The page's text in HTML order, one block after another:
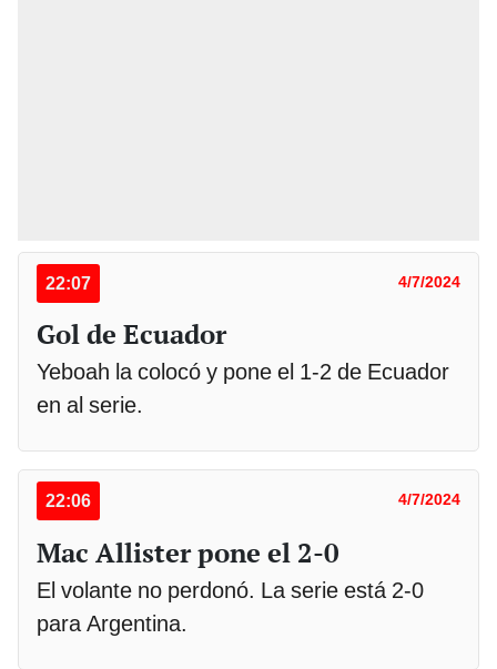
22:07 4/7/2024
Gol de Ecuador
Yeboah la colocó y pone el 1-2 de Ecuador
en al serie.
22:06 4/7/2024
Mac Allister pone el 2-0
El volante no perdonó. La serie está 2-0
para Argentina.